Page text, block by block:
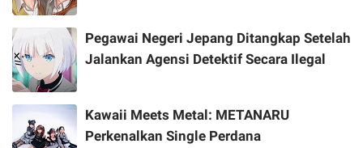
Pegawai Negeri Jepang Ditangkap Setelah
Jalankan Agensi Detektif Secara Ilegal
Kawaii Meets Metal: METANARU
Perkenalkan Single Perdana